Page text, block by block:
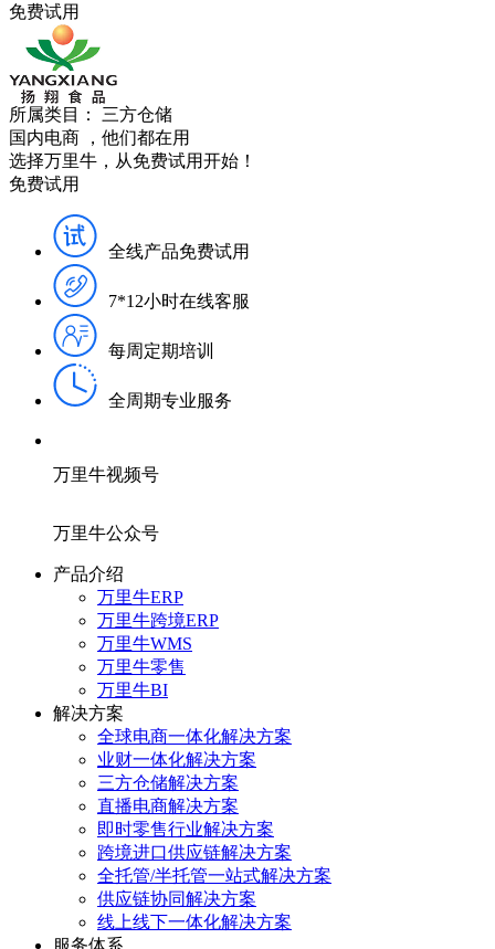
免费试用
所属类目：
三方仓储
国内电商
，他们都在用
选择万里牛，从免费试用开始！
免费试用
全线产品免费试用
7*12小时在线客服
每周定期培训
全周期专业服务
万里牛视频号
万里牛公众号
产品介绍
万里牛ERP
万里牛跨境ERP
万里牛WMS
万里牛零售
万里牛BI
解决方案
全球电商一体化解决方案
业财一体化解决方案
三方仓储解决方案
直播电商解决方案
即时零售行业解决方案
跨境进口供应链解决方案
全托管/半托管一站式解决方案
供应链协同解决方案
线上线下一体化解决方案
服务体系